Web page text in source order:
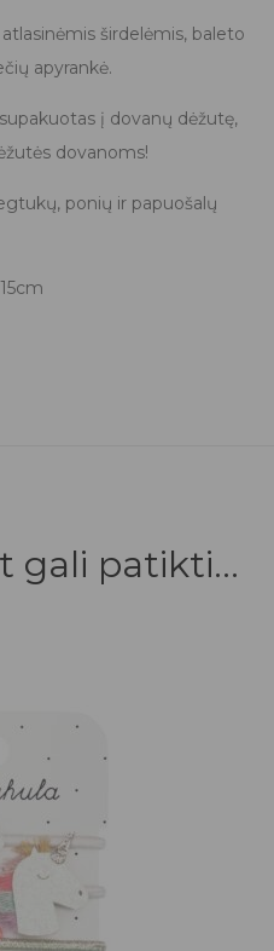
širdelėmis, baleto
apyrankė.
į dovanų dėžutę,
dovanoms!
ponių ir papuošalų
gali patikti...